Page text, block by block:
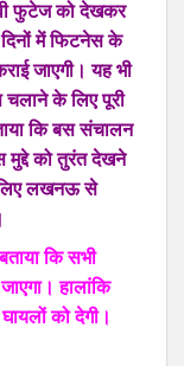
फुटेज को देखकर
दिनों में फिटनेस के
जाएगी। यह भी
चलाने के लिए पूरी
कि बस संचालन
मुद्दे को तुरंत देखने
लिए लखनऊ से
कि सभी
हालांकि
को देगी।